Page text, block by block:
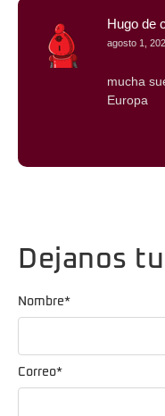
Hugo de
agosto 1,
mucha
Europa
Dejanos
Nombre*
Correo*